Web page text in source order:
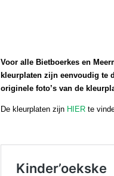
Voor alle Bietboerkes en
kleurplaten zijn eenvoudig te
originele foto’s van de
De kleurplaten zijn HIERte